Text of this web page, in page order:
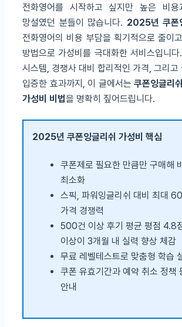
전화영어를 시작하고 싶지만 높은 비용
망설였던 분들이 많습니다. 2025년 쿠폰
전화영어의 비용 부담을 획기적으로 줄이
방법으로 가성비를 극대화한 서비스입니
시스템, 경쟁사 대비 합리적인 가격, 그리고
입증한 효과까지, 이 글에서는쿠폰잉글리
가성비 비법을 명확히 짚어드립니다.
2025년 쿠폰잉글리쉬 가성비 핵심
쿠폰제로 필요한 만큼만 구매해
최소화
스픽, 파워잉글리쉬 대비 최대
가격 경쟁력
500건 이상 후기 평균 평점 4.8
이상이 3개월 내 실력 향상 체감
무료 레벨테스트로 맞춤형 학습
쿠폰 유효기간과 예약 취소 정책
안내